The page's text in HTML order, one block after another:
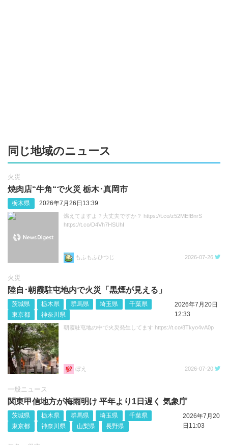
同じ地域のニュース
火災
焼肉店“牛角“で火災 栃木･真岡市
栃木県 2026年7月26日13:39
燃えてますよ？大丈夫ですか？ https://t.co/z52MEfBnrS
https://t.co/D4Vh7HSUhI
もふもふひつじ 2026-07-26
火災
陸自･朝霞駐屯地内で火災「黒煙が見える」
茨城県 栃木県 群馬県 埼玉県
千葉県
東京都
神奈川県
2026年7月20日
12:33
朝霞駐屯地の中で火災発生してます https://t.co/8Tkyo4vA0p
ぼえ 2026-07-20
一般ニュース
関東甲信地方が梅雨明け 平年より1日遅く 気象庁
茨城県 栃木県 群馬県 埼玉県
千葉県
東京都
神奈川県 山梨県 長野県
2026年7月20
日11:03